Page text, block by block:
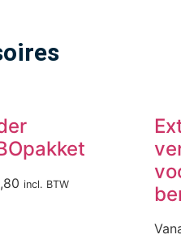
incl. BTW